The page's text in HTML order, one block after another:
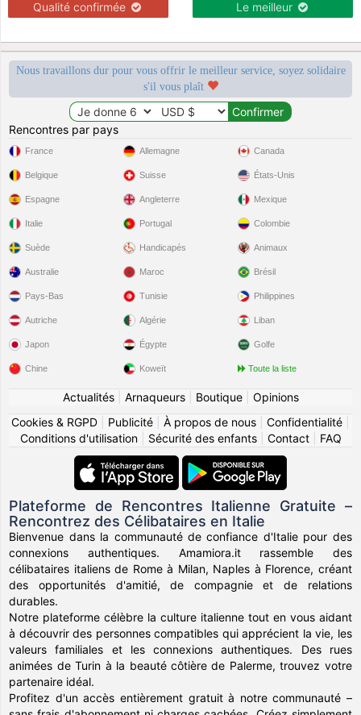
Qualité confirmée Le meilleur
Nous travaillons dur pour vous offrir le meilleur service, soyez solidaire
s'il vous plaît
Rencontres par pays
France
Belgique
Espagne
Italie
Suède
Allemagne
Suisse
Angleterre
Portugal
Handicapés
Canada
États-Unis
Mexique
Colombie
Animaux
Australie
Pays-Bas
Autriche
Japon
Chine
Maroc
Tunisie
Algérie
Égypte
Koweït
Brésil
Philippines
Liban
Golfe
Toute la liste
Actualités| Arnaqueurs| Boutique| Opinions
Cookies & RGPD
Publicité À propos de nous Confidentialité
Conditions d'utilisation| Sécurité des enfants| Contact| FAQ
Plateforme de Rencontres Italienne Gratuite –
Rencontrez des Célibataires en Italie
Bienvenue dans la communauté de confiance d'Italie pour des
connexions authentiques. Amamiora.it rassemble des
célibataires italiens de Rome à Milan, Naples à Florence, créant
des opportunités d'amitié, de compagnie et de relations
durables.
Notre plateforme célèbre la culture italienne tout en vous aidant
à découvrir des personnes compatibles qui apprécient la vie, les
valeurs familiales et les connexions authentiques. Des rues
animées de Turin à la beauté côtière de Palerme, trouvez votre
partenaire idéal.
Profitez d'un accès entièrement gratuit à notre communauté –